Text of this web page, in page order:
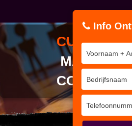
CURSUS
Processen zijn niet van
Info